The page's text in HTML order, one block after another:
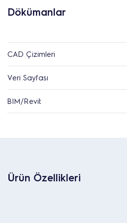
Dökümanlar
CAD Çizimleri
Veri Sayfası
BIM/Revit
Ürün Özellikleri